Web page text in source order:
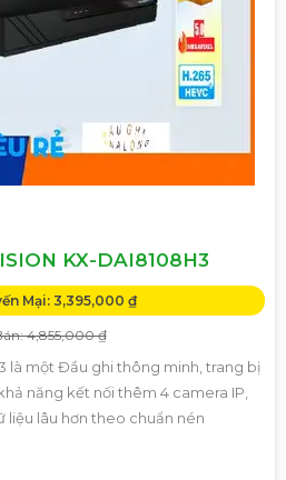
KX-DAI8108H3
Mại: 3,395,000 ₫
4,855,000 ₫
là một Đầu ghi thông minh, trang bị
năng kết nối thêm 4 camera IP,
lâu hơn theo chuẩn nén